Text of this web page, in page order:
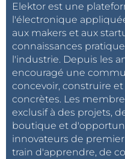
Elektor est une
l'électronique
aux makers et aux
connaissances
l'industrie. Depuis les
encouragé une
concevoir, construire
concrètes. Les
exclusif à des projets,
boutique et
innovateurs de
train d'apprendre, de